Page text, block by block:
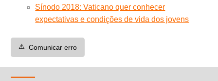
Sínodo 2018: Vaticano quer conhecer
expectativas e condições de vida dos jovens
⚠️ Comunicar erro